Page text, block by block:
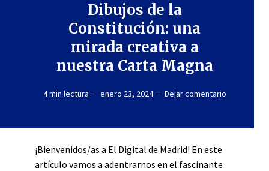
Dibujos de la
Constitución: una
mirada creativa a
nuestra Carta Magna
4 min lectura enero 23, 2024 Dejar comentario
¡Bienvenidos/as a El Digital de Madrid! En este
artículo vamos a adentrarnos en el fascinante